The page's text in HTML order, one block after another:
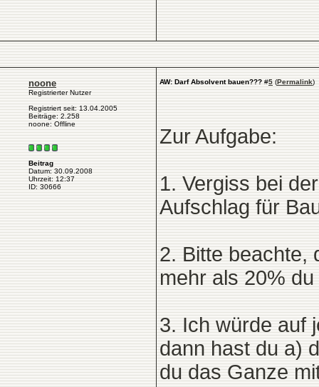
noone
Registrierter Nutzer
Registriert seit: 13.04.2005
Beiträge: 2.258
noone: Offline
Beitrag
Datum: 30.09.2008
Uhrzeit: 12:37
ID: 30666
AW: Darf Absolvent bauen??? #5 (Permalink)
Zur Aufgabe:
1. Vergiss bei
Aufschlag für
2. Bitte beachte,
mehr als 20%
3. Ich würde auf
dann hast du a)
du das Ganze